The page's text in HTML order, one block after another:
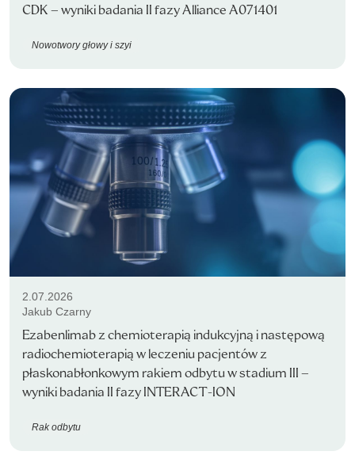
CDK – wyniki badania II fazy Alliance A071401
Nowotwory głowy i szyi
2.07.2026
Jakub Czarny
Ezabenlimab z chemioterapią indukcyjną i następową
radiochemioterapią w leczeniu pacjentów z
płaskonabłonkowym rakiem odbytu w stadium III –
wyniki badania II fazy INTERACT-ION
Rak odbytu